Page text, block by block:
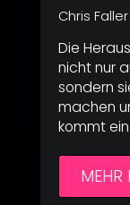
Chris Faller
Die
nicht nur
sondern
machen
kommt
MEHR